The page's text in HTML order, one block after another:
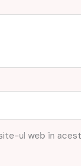
ul web în